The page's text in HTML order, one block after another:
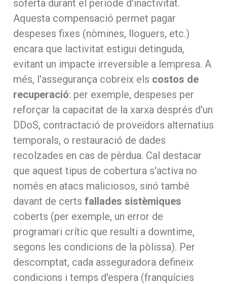
soferta durant el període d'inactivitat.
Aquesta compensació permet pagar
despeses fixes (nòmines, lloguers, etc.)
encara que lactivitat estigui detinguda,
evitant un impacte irreversible a lempresa. A
més, l'assegurança cobreix els costos de
recuperació: per exemple, despeses per
reforçar la capacitat de la xarxa després d'un
DDoS, contractació de proveïdors alternatius
temporals, o restauració de dades
recolzades en cas de pèrdua. Cal destacar
que aquest tipus de cobertura s'activa no
només en atacs maliciosos, sinó també
davant de certs fallades sistèmiques
coberts (per exemple, un error de
programari crític que resulti a downtime,
segons les condicions de la pòlissa). Per
descomptat, cada asseguradora defineix
condicions i temps d'espera (franquícies